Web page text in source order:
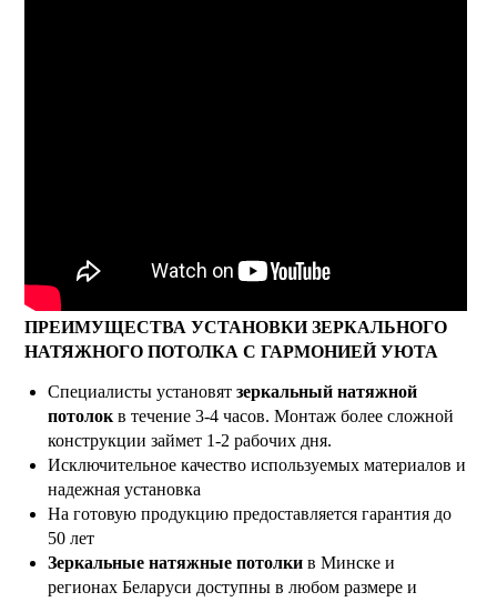
ПРЕИМУЩЕСТВА УСТАНОВКИ ЗЕРКАЛЬНОГО
НАТЯЖНОГО ПОТОЛКА С ГАРМОНИЕЙ УЮТА
Специалисты установятзеркальный натяжной
потолок в течение 3-4 часов. Монтаж более сложной
конструкции займет 1-2 рабочих дня.
Исключительное качество используемых материалов и
надежная установка
На готовую продукцию предоставляется гарантия до
50 лет
Зеркальные натяжные потолки в Минске и
регионах Беларуси доступны в любом размере и